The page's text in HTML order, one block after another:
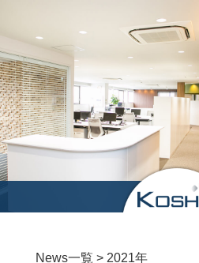
企業情報 事業内容 製作実績
RECRUIT
採用トップ
新
福利
News一覧 > 2021年